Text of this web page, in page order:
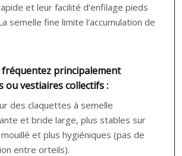
et leur facilité d’enfilage pieds
semelle fine limite l’accumulation de
fréquentez principalement
ou vestiaires collectifs :
des claquettes à semelle
et bride large, plus stables sur
et plus hygiéniques (pas de
entre orteils).